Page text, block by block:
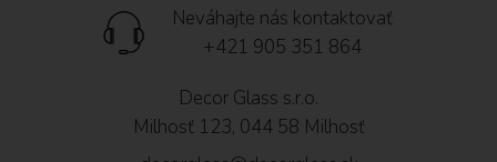
Neváhajte nás kontaktovať
+421 905 351 864
Decor Glass s.r.o.
Milhosť 123, 044 58 Milhosť